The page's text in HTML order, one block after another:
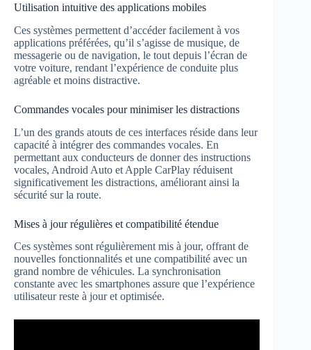
Utilisation intuitive des applications mobiles
Ces systèmes permettent d’accéder facilement à vos
applications préférées, qu’il s’agisse de musique, de
messagerie ou de navigation, le tout depuis l’écran de
votre voiture, rendant l’expérience de conduite plus
agréable et moins distractive.
Commandes vocales pour minimiser les distractions
L’un des grands atouts de ces interfaces réside dans leur
capacité à intégrer des commandes vocales. En
permettant aux conducteurs de donner des instructions
vocales, Android Auto et Apple CarPlay réduisent
significativement les distractions, améliorant ainsi la
sécurité sur la route.
Mises à jour régulières et compatibilité étendue
Ces systèmes sont régulièrement mis à jour, offrant de
nouvelles fonctionnalités et une compatibilité avec un
grand nombre de véhicules. La synchronisation
constante avec les smartphones assure que l’expérience
utilisateur reste à jour et optimisée.